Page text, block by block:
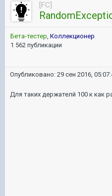
[FC]
Бета-тестер, Коллекционер
1 562 публикации
Опубликовано: 29 сен 2016,
Для таких держателй 100 к как